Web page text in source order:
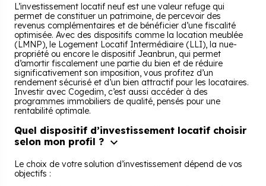
L’investissement locatif neuf est une valeur refuge qui
permet de constituer un patrimoine, de percevoir des
revenus complémentaires et de bénéficier d’une fiscalité
optimisée. Avec des dispositifs comme la location meublée
(LMNP), le Logement Locatif Intermédiaire (LLI), la nue-
propriété ou encore le dispositif Jeanbrun, qui permet
d’amortir fiscalement une partie du bien et de réduire
significativement son imposition, vous profitez d’un
rendement sécurisé et d’un bien attractif pour les locataires.
Investir avec Cogedim, c’est aussi accéder à des
programmes immobiliers de qualité, pensés pour une
rentabilité optimale.
Quel dispositif d’investissement locatif choisir
selon mon profil ?
Le choix de votre solution d’investissement dépend de vos
objectifs :